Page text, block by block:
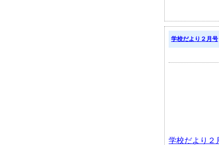
学校だより２月号
学校だより２